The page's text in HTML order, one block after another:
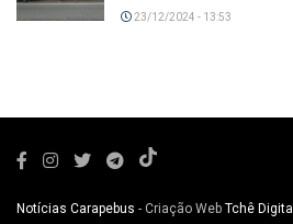
23/12/2024 - 13:53
Notícias Carapebus - Criação Web Tchê Digital